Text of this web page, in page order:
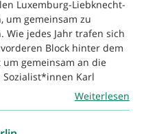
Luxemburg-Liebknecht-
um gemeinsam zu
Wie jedes Jahr trafen sich
Block hinter dem
gemeinsam an die
Karl
Weiterlesen